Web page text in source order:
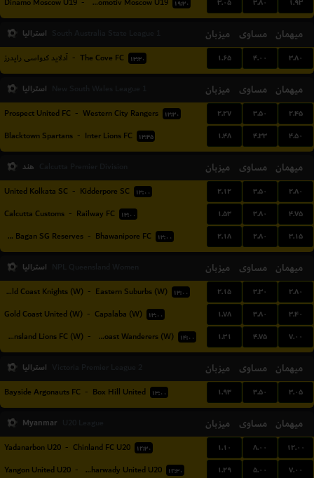
۱۹:۳۰
استرالیا میزبان مساوی میهمان
آدلاید کرواسی رایدرز - The Cove FC ۱۳:۳۰ ۱.۶۵ ۴.۰۰ ۳.۸۰
استرالیا میزبان مساوی میهمان
Prospect United FC - Western City Rangers ۱۳:۳۰ ۲.۲۷ ۳.۵۰ ۲.۴۵
Blacktown Spartans - Inter Lions FC ۱۳:۴۵ ۱.۴۸ ۴.۳۳ ۴.۵۰
هند میزبان مساوی میهمان
United Kolkata SC - Kidderpore SC ۱۳:۰۰ ۲.۱۲ ۳.۵۰ ۲.۸۰
Calcutta Customs - Railway FC ۱۳:۰۰ ۱.۵۳ ۳.۸۰ ۴.۷۵
Mohun Bagan SG Reserves - Bhawanipore FC ۱۳:۰۰ ۲.۱۸ ۲.۸۰ ۳.۱۵
استرالیا میزبان مساوی میهمان
Gold Coast Knights (W) - Eastern Suburbs (W) ۱۳:۰۰ ۲.۱۵ ۳.۳۰ ۲.۸۰
Gold Coast United (W) - Capalaba (W) ۱۳:۰۰ ۱.۷۸ ۳.۸۰ ۳.۴۰
Queensland Lions FC (W) - Sunshine Coast Wanderers (W) ۱۴:۰۰ ۱.۳۱ ۴.۷۵ ۷.۰۰
استرالیا میزبان مساوی میهمان
Bayside Argonauts FC - Box Hill United ۱۳:۰۰ ۱.۹۳ ۳.۵۰ ۳.۰۵
Myanmar میزبان مساوی میهمان
Yadanarbon U20 - Chinland FC U20 ۱۲:۳۰ ۱.۱۰ ۸.۰۰ ۱۲.۰۰
Yangon United U20 - Hantharwady United U20 ۱۲:۳۰ ۱.۲۹ ۵.۰۰ ۷.۰۰